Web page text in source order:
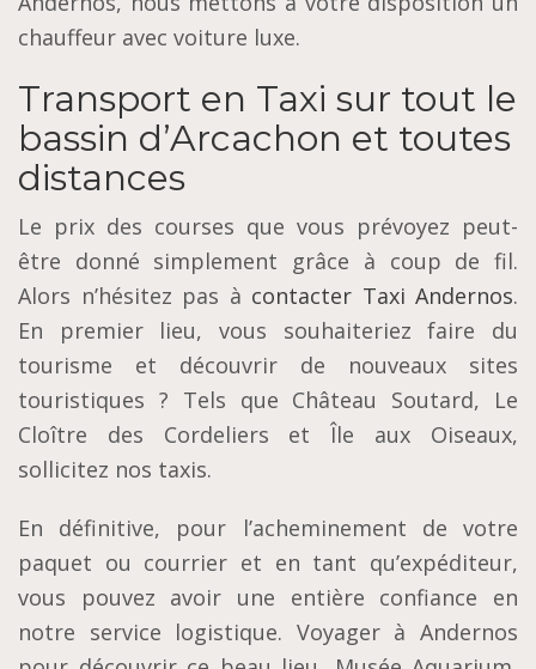
chauffeur avec voiture luxe.
Transport en Taxi sur tout le
bassin d’Arcachon et toutes
distances
Le prix des courses que vous prévoyez peut-
être donné simplement grâce à coup de fil.
Alors n’hésitez pas à contacter Taxi Andernos.
En premier lieu, vous souhaiteriez faire du
tourisme et découvrir de nouveaux sites
touristiques ? Tels que Château Soutard, Le
Cloître des Cordeliers et Île aux Oiseaux,
sollicitez nos taxis.
En définitive, pour l’acheminement de votre
paquet ou courrier et en tant qu’expéditeur,
vous pouvez avoir une entière confiance en
notre service logistique. Voyager à Andernos